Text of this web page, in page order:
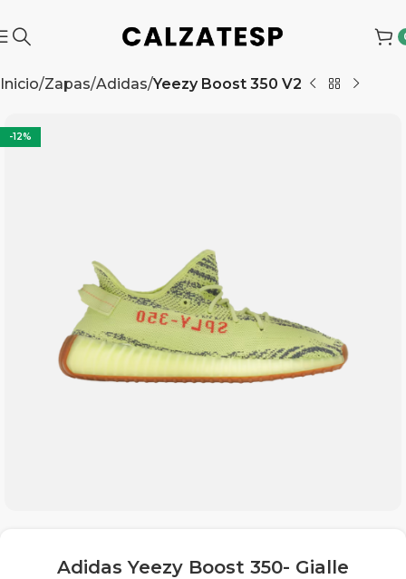
Inicio Zapas Adidas Yeezy Boost 350 V2
-12%
Adidas Yeezy Boost 350- Gialle